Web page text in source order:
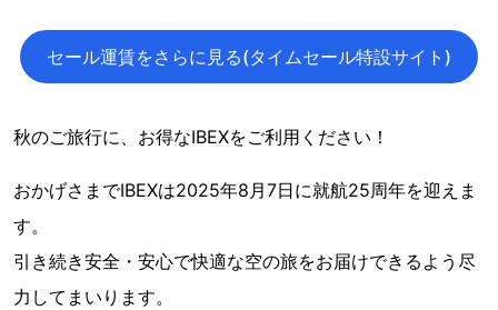
セール運賃をさらに見る(タイムセール特設サイト)
秋のご旅行に、お得なIBEXをご利用ください！
おかげさまでIBEXは2025年8月7日に就航25周年を迎えま
す。
引き続き安全・安心で快適な空の旅をお届けできるよう尽
力してまいります。